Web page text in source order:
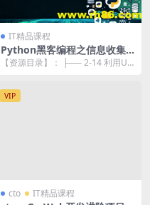
IT精品课程
Python黑客编程之信息收集
视频课程
【资源目录】： ├── 2-14 利用UD
VIP
cto IT精品课程